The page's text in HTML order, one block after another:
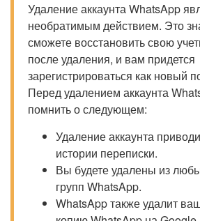
Удаление аккаунта WhatsApp
необратимым действием. Это
сможете восстановить свою
после удаления, и вам придется
зарегистрироваться как новый
Перед удалением аккаунта
помнить о следующем:
Удаление аккаунта
истории переписки.
Вы будете удалены из
групп WhatsApp.
WhatsApp также удалит